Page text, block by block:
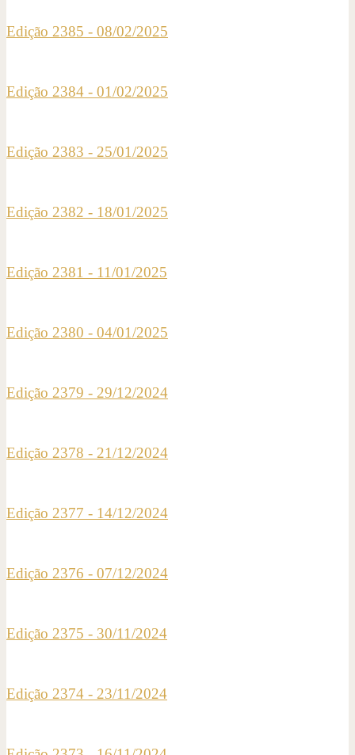
Edição 2385 - 08/02/2025
Edição 2384 - 01/02/2025
Edição 2383 - 25/01/2025
Edição 2382 - 18/01/2025
Edição 2381 - 11/01/2025
Edição 2380 - 04/01/2025
Edição 2379 - 29/12/2024
Edição 2378 - 21/12/2024
Edição 2377 - 14/12/2024
Edição 2376 - 07/12/2024
Edição 2375 - 30/11/2024
Edição 2374 - 23/11/2024